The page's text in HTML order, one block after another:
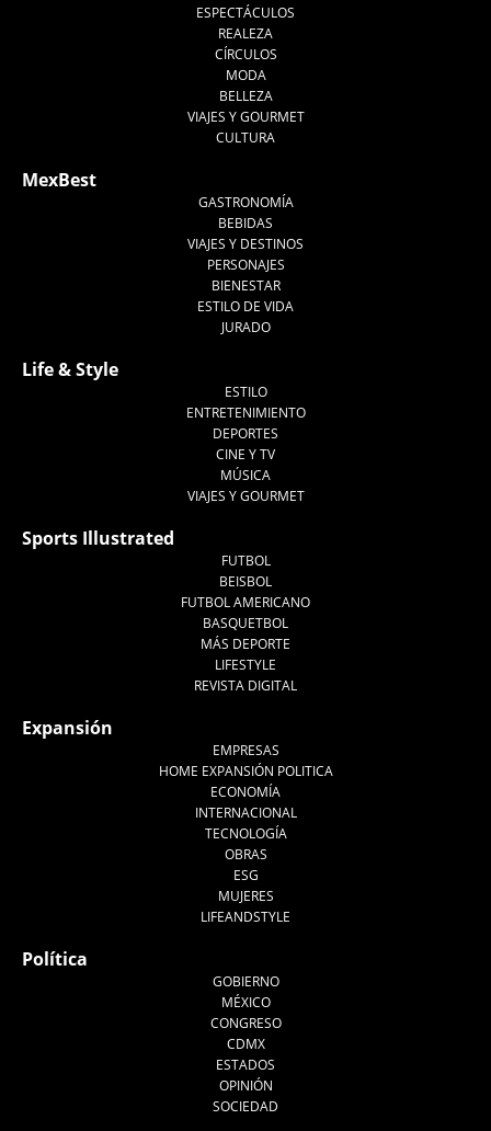
ESPECTÁCULOS
REALEZA
CÍRCULOS
MODA
BELLEZA
VIAJES Y GOURMET
CULTURA
MexBest
GASTRONOMÍA
BEBIDAS
VIAJES Y DESTINOS
PERSONAJES
BIENESTAR
ESTILO DE VIDA
JURADO
Life & Style
ESTILO
ENTRETENIMIENTO
DEPORTES
CINE Y TV
MÚSICA
VIAJES Y GOURMET
Sports Illustrated
FUTBOL
BEISBOL
FUTBOL AMERICANO
BASQUETBOL
MÁS DEPORTE
LIFESTYLE
REVISTA DIGITAL
Expansión
EMPRESAS
HOME EXPANSIÓN POLITICA
ECONOMÍA
INTERNACIONAL
TECNOLOGÍA
OBRAS
ESG
MUJERES
LIFEANDSTYLE
Política
GOBIERNO
MÉXICO
CONGRESO
CDMX
ESTADOS
OPINIÓN
SOCIEDAD